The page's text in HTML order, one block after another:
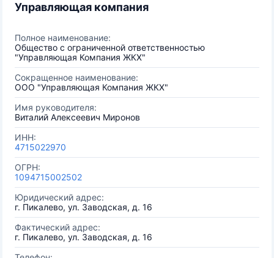
Управляющая компания
Полное наименование:
Общество с ограниченной ответственностью
"Управляющая Компания ЖКХ"
Сокращенное наименование:
ООО "Управляющая Компания ЖКХ"
Имя руководителя:
Виталий Алексеевич Миронов
ИНН:
4715022970
ОГРН:
1094715002502
Юридический адрес:
г. Пикалево, ул. Заводская, д. 16
Фактический адрес:
г. Пикалево, ул. Заводская, д. 16